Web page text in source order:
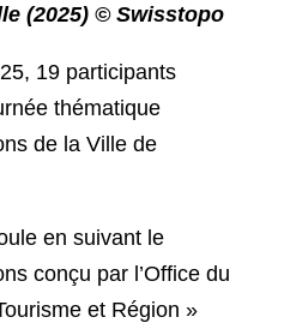
(2025) © Swisstopo
19 participants
thématique
de la Ville de
en suivant le
conçu par l’Office du
et Région »